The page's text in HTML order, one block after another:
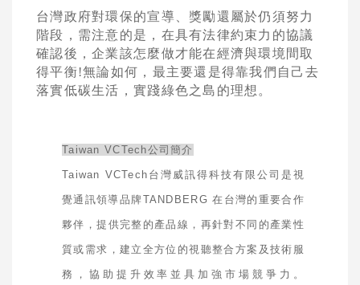
台灣政府對環保的宣導、獎勵還屬於仍須努力
階段，需注意的是，在具有法律約束力的協議
確認後，企業該怎麼做才能在經濟與環境間取
得平衡!無論如何，最主要還是得靠我們自己去
落實低碳生活，實踐綠色之島的理想。
Taiwan VCTech公司簡介
Taiwan VCTech 台灣威訊得科技有限公司是視
覺通訊領導品牌 TANDBERG在台灣的重要合作
夥伴，提供完整的產品線，再針對不同的產業性
質或需求，建立全方位的視聽整合方案及技術服
務，協助提升效率並具加強市場競爭力。